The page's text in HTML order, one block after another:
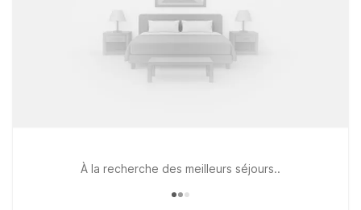
À la recherche des meilleurs séjours..